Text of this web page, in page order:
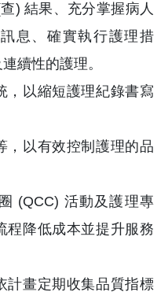
) 結果、充分掌握病人
息、確實執行護理措
續性的護理。
，以縮短護理紀錄書寫
，以有效控制護理的品
(QCC) 活動及護理專
程降低成本並提升服務
計畫定期收集品質指標